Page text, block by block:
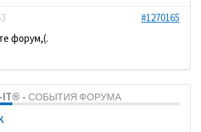
#1270165
форум,(.
IT® - СОБЫТИЯ ФОРУМА